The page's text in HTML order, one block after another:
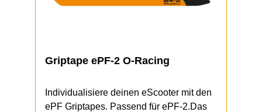
Griptape ePF-2 O-Racing
Individualisiere deinen eScooter mit den
ePF Griptapes. Passend für ePF-2.Das